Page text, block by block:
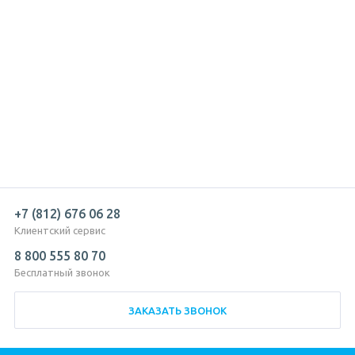
+7 (812) 676 06 28
Клиентский сервис
8 800 555 80 70
Бесплатный звонок
ЗАКАЗАТЬ ЗВОНОК